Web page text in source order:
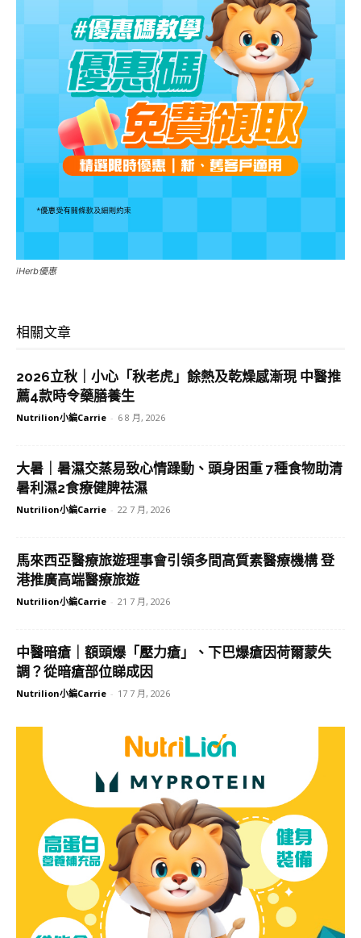
iHerb優惠
相關文章
2026立秋｜小心「秋老虎」餘熱及乾燥感漸現 中醫推
薦4款時令藥膳養生
Nutrilion小編Carrie - 6 8 月, 2026
大暑｜暑濕交蒸易致心情躁動、頭身困重 7種食物助清
暑利濕2食療健脾祛濕
Nutrilion小編Carrie - 22 7 月, 2026
馬來西亞醫療旅遊理事會引領多間高質素醫療機構 登
港推廣高端醫療旅遊
Nutrilion小編Carrie - 21 7 月, 2026
中醫暗瘡｜額頭爆「壓力瘡」、下巴爆瘡因荷爾蒙失
調？從暗瘡部位睇成因
Nutrilion小編Carrie - 17 7 月, 2026